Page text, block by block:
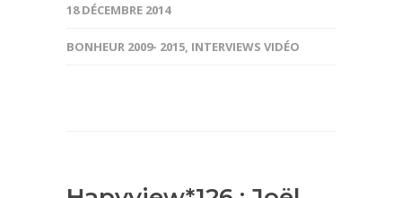
18 DÉCEMBRE 2014
BONHEUR 2009- 2015, INTERVIEWS VIDÉO